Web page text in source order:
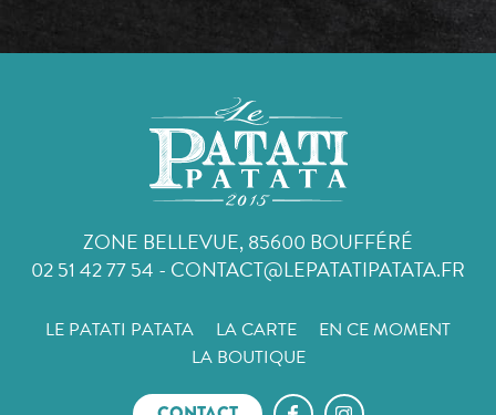
ZONE BELLEVUE, 85600 BOUFFÉRÉ
02 51 42 77 54 - CONTACT@LEPATATIPATATA.FR
LE PATATI PATATA LA CARTE
EN CE MOMENT
LA BOUTIQUE